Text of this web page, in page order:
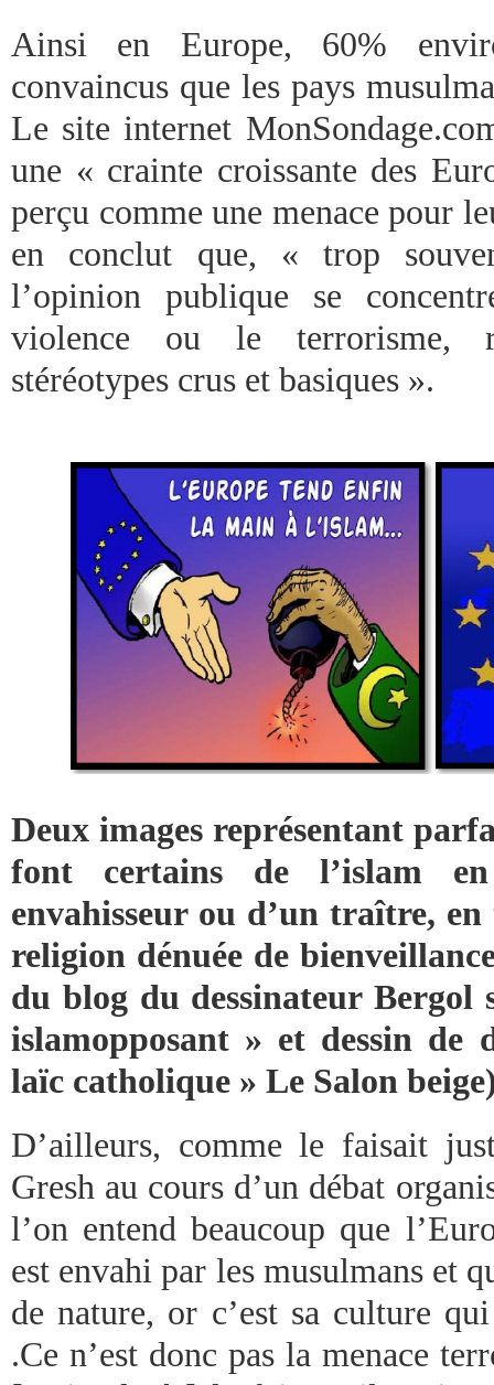
Ainsi en Europe, 60%
convaincus que les pays
Le site internet
une « crainte croissante des
perçu comme une menace pour
en conclut que, « trop
l’opinion publique se
violence ou le terrorisme,
stéréotypes crus et basiques ».
Deux images représentant
font certains de l’islam
envahisseur ou d’un traître, en
religion dénuée de
du blog du dessinateur Bergol
islamopposant » et dessin
laïc catholique » Le Salon
D’ailleurs, comme le faisait
Gresh au cours d’un débat
l’on entend beaucoup que
est envahi par les musulmans et
de nature, or c’est sa culture
.Ce n’est donc pas la menace